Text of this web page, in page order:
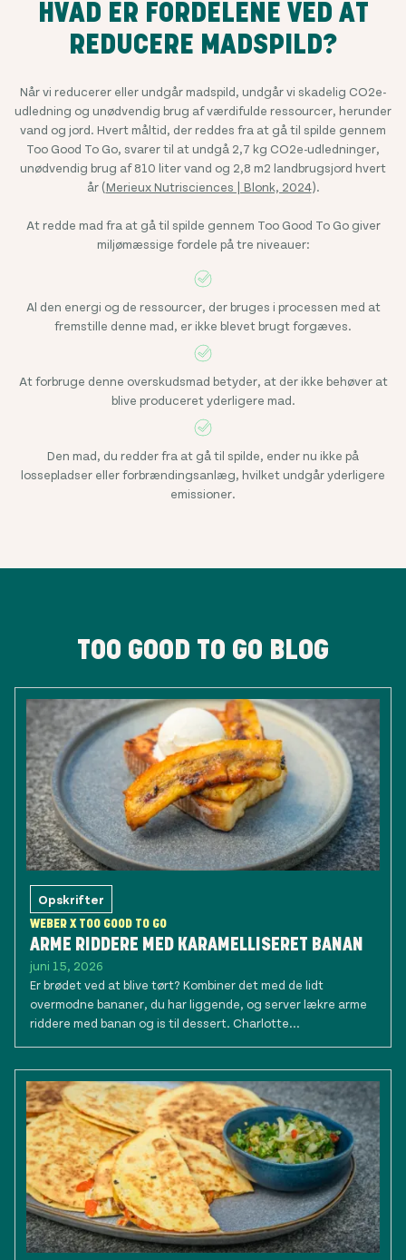
HVAD ER FORDELENE VED AT
REDUCERE MADSPILD?
Når vi reducerer eller undgår madspild, undgår vi skadelig CO2e-
udledning og unødvendig brug af værdifulde ressourcer, herunder
vand og jord. Hvert måltid, der reddes fra at gå til spilde gennem
Too Good To Go, svarer til at undgå 2,7 kg CO2e-udledninger,
unødvendig brug af 810 liter vand og 2,8 m2 landbrugsjord hvert
år (Merieux Nutrisciences | Blonk, 2024).
At redde mad fra at gå til spilde gennem Too Good To Go giver
miljømæssige fordele på tre niveauer:
Al den energi og de ressourcer, der bruges i processen med at
fremstille denne mad, er ikke blevet brugt forgæves.
At forbruge denne overskudsmad betyder, at der ikke behøver at
blive produceret yderligere mad.
Den mad, du redder fra at gå til spilde, ender nu ikke på
lossepladser eller forbrændingsanlæg, hvilket undgår yderligere
emissioner.
TOO GOOD TO GO BLOG
Opskrifter
WEBER X TOO GOOD TO GO
ARME RIDDERE MED KARAMELLISERET BANAN
juni 15, 2026
Er brødet ved at blive tørt? Kombiner det med de lidt
overmodne bananer, du har liggende, og server lækre arme
riddere med banan og is til dessert. Charlotte...